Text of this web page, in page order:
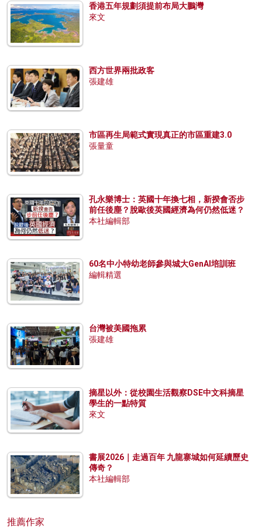
香港五年規劃須提前布局大鵬灣
來文
西方世界兩批政客
張建雄
市區再生局範式實現真正的市區重建3.0
張量童
孔永樂博士：英國十年換七相，新揆會否步
前任後塵？脫歐後英國經濟為何仍然低迷？
本社編輯部
60名中小特幼老師參與城大GenAI培訓班
編輯精選
台灣被美國拖累
張建雄
摘星以外：從校園生活觀察DSE中文科摘星
學生的一點特質
來文
書展2026｜走過百年 九龍寨城如何延續歷史
傳奇？
本社編輯部
推薦作家